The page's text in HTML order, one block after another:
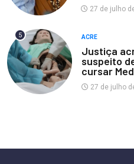
27 de julho
5 ACRE
Justiça
suspeito
cursar
27 de julho